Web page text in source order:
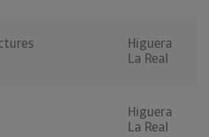
Higuera
La Real
Higuera
La Real